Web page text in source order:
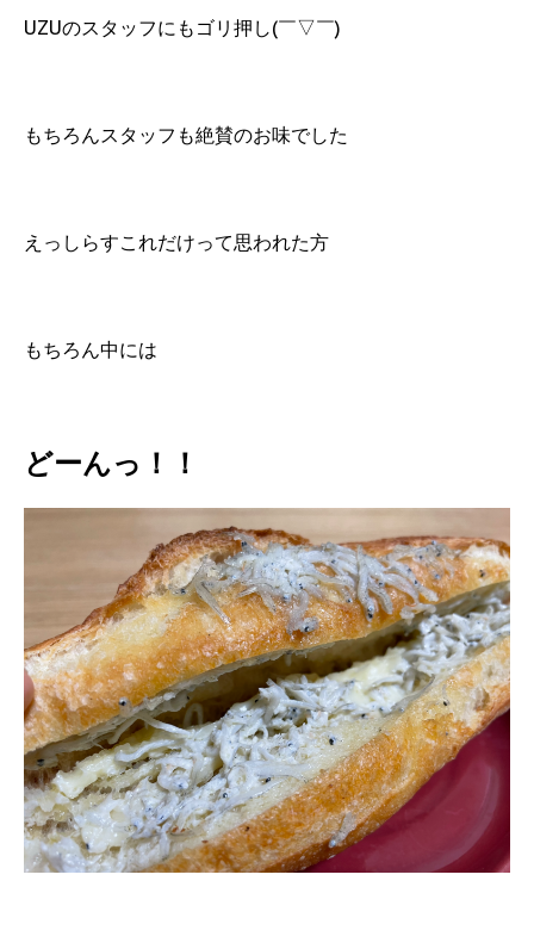
UZUのスタッフにもゴリ押し(￣▽￣)
もちろんスタッフも絶賛のお味でした
えっしらすこれだけって思われた方
もちろん中には
どーんっ！！